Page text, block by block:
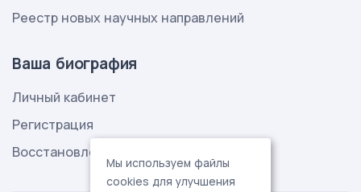
Реестр новых научных направлений
Ваша биография
Личный кабинет
Регистрация
Восстановление пароля
Мы используем файлы
cookies для улучшения